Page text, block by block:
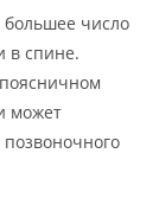
большее число
в спине.
может